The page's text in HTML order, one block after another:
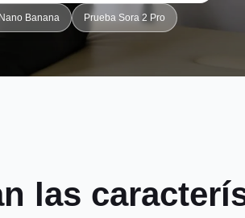
Banana Prueba Sora 2 Pro
las